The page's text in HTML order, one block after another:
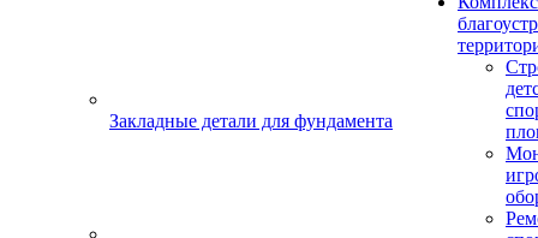
Закладные детали для фундамента